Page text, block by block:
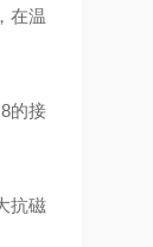
在温
的接
抗磁